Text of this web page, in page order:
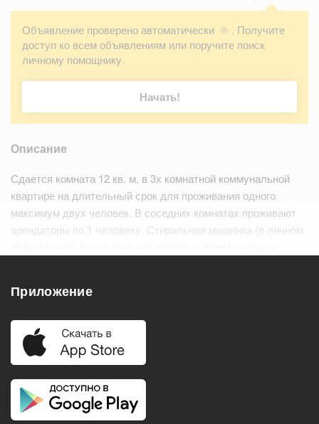
Объявление проверено автоматически ?
. Получите
доступ ко всем объявлениям или поручите поиск
личному помощнику.
Начать!
Описание
Сдается комната 12 кв. м, в 3х комнатной коммунальной
квартире на длительный срок для проживания одного
максимум двух человек. В соседних комнатах проживают
арендаторы по 1 человеку. Стиральная машинка (в личном
Удобства
Балкон
Телевизор
Приложение